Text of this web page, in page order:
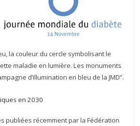
la couleur du cercle symbolisant le
maladie en lumière. Les monuments
d’illumination en bleu de la JMD”.
en 2030
publiées récemment par la Fédération